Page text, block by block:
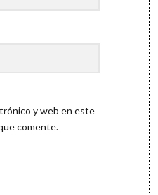
y web en este
comente.